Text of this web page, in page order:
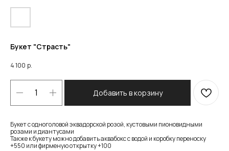
Букет "Страсть"
4 100 р.
Добавить в корзину
Букет с одноголовой эквадорской розой, кустовыми пионовидными
розами и диантусами
Также к букету можно добавить аквабокс с водой и коробку переноску
+550 или фирменую открытку +100